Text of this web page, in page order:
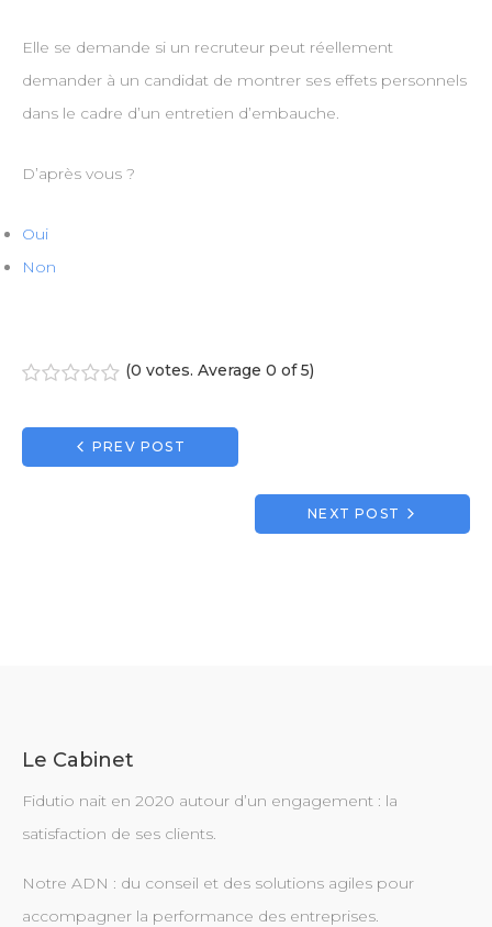
Elle se demande si un recruteur peut réellement
demander à un candidat de montrer ses effets personnels
dans le cadre d’un entretien d’embauche.
D’après vous ?
Oui
Non
(0 votes. Average 0 of 5)
Navigation
de
PREV POST
NEXT POST
Le Cabinet
Fidutio nait en 2020 autour d’un engagement : la
satisfaction de ses clients.
Notre ADN : du conseil et des solutions agiles pour
accompagner la performance des entreprises.